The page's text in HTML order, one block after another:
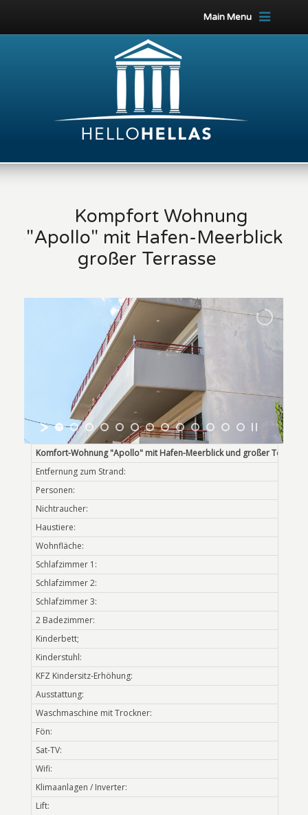
Main Menu
Kompfort Wohnung
"Apollo" mit Hafen-Meerblick
großer Terrasse
Entfernung zum Strand:
Personen:
Nichtraucher:
Haustiere:
Wohnfläche:
Schlafzimmer 1:
Schlafzimmer 2:
Schlafzimmer 3:
2 Badezimmer:
Kinderbett;
Kinderstuhl:
KFZ Kindersitz-Erhöhung:
Ausstattung:
Waschmaschine mit Trockner:
Fön:
Sat-TV:
Wifi:
Klimaanlagen / Inverter:
Lift: